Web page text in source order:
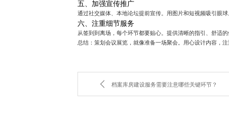
五、加强宣传推广
通过社交媒体、本地论坛提前宣传。用图片和短视频吸引眼
六、注重细节服务
从签到到离场，每个环节都要贴心。提供清晰的指引、舒适
总结：策划会议展览，就像准备一场聚会。用心设计内容，
档案库房建设服务需要注意哪些关键环节？